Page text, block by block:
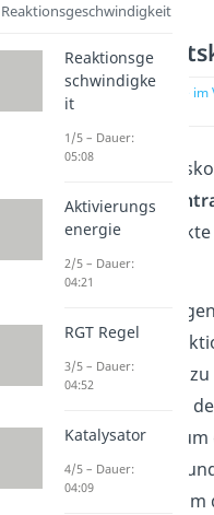
zur Stelle im
Die
bezieht die
reagierenden
ein.
Betrachten wir
A und B reversibel
handelt es sich bei
Großbuchstaben um
Reaktionspartner
Kleinbuchstaben um
Reaktionsgeschwindigkeit
Reaktionsge
schwindigke
it
1/5 – Dauer:
05:08
Aktivierungs
energie
2/5 – Dauer:
04:21
RGT Regel
3/5 – Dauer:
04:52
Katalysator
4/5 – Dauer:
04:09